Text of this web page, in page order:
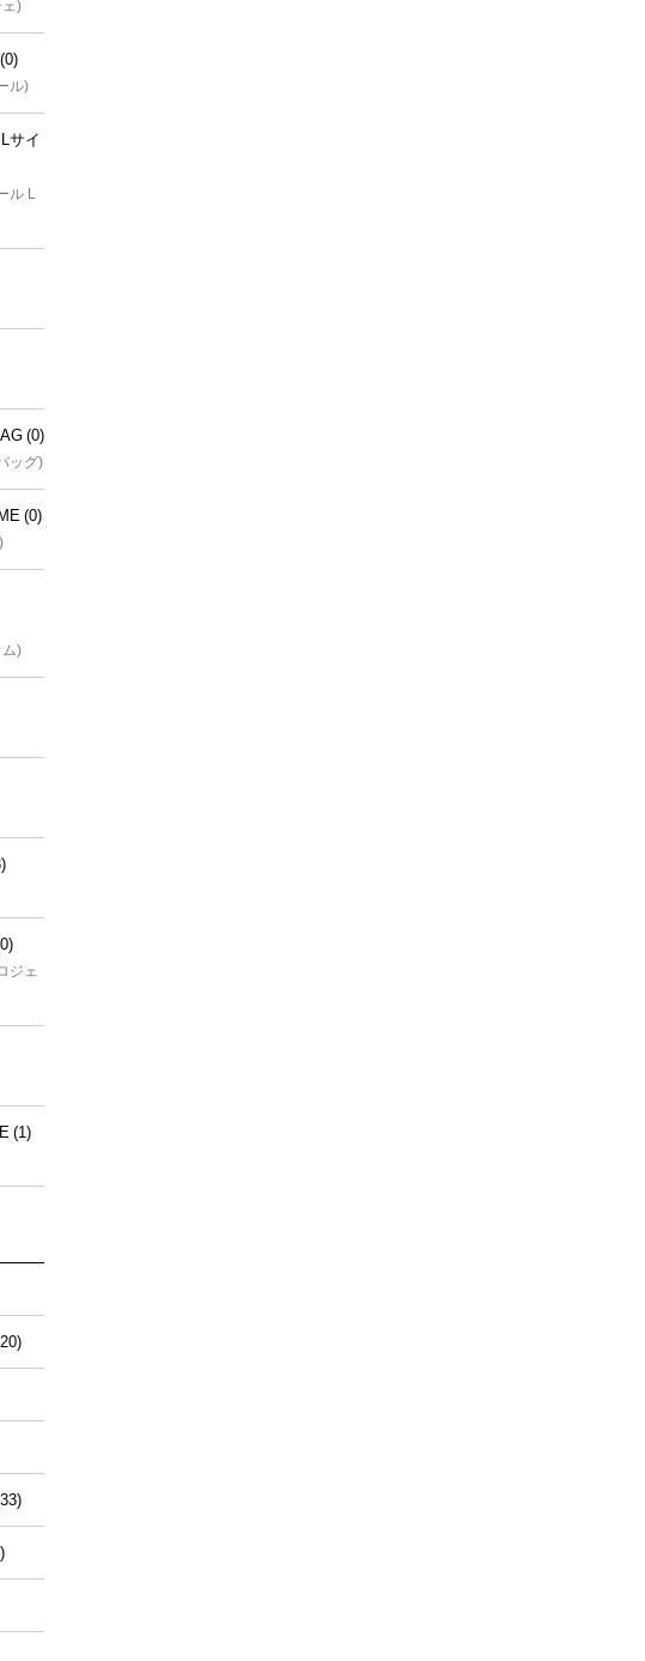
)
ル)
サイ
ル L
さ
サ
いサ
さ
イズ)
))
サイ
サイ
い
ッグ)
)
ジェ